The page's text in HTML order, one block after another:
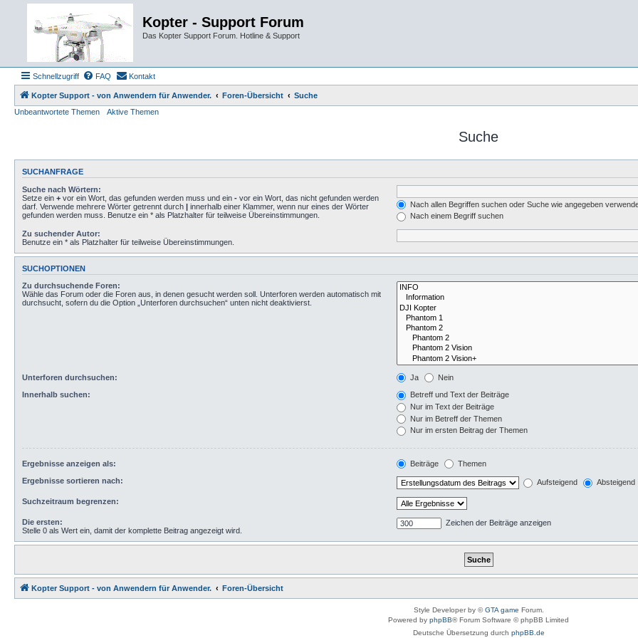
Kopter - Support Forum
Das Kopter Support Forum. Hotline & Support
Schnellzugriff FAQ Kontakt
Kopter Support - von Anwendern für Anwender. Foren-Übersicht
Suche
Unbeantwortete Themen
Aktive Themen
Suche
SUCHANFRAGE
Suche nach Wörtern:
Setze ein + vor ein Wort, das gefunden werden muss und ein - vor ein Wort, das nicht gefunden werden
darf. Verwende mehrere Wörter getrennt durch | innerhalb einer Klammer, wenn nur eines der Wörter
gefunden werden muss. Benutze ein * als Platzhalter für teilweise Übereinstimmungen.
Nach allen Begriffen suchen oder Suche wie angegeben
Nach einem Begriff suchen
Zu suchender Autor:
Benutze ein * als Platzhalter für teilweise Übereinstimmungen.
SUCHOPTIONEN
Zu durchsuchende Foren:
Wähle das Forum oder die Foren aus, in denen gesucht werden soll. Unterforen werden automatisch mit
durchsucht, sofern du die Option „Unterforen durchsuchen“ unten nicht deaktivierst.
Unterforen durchsuchen: Ja Nein
Innerhalb suchen:
Betreff und Text der Beiträge
Nur im Text der Beiträge
Nur im Betreff der Themen
Nur im ersten Beitrag der Themen
Ergebnisse anzeigen als: Beiträge Themen
Ergebnisse sortieren nach: Aufsteigend Absteigend
Suchzeitraum begrenzen:
Die ersten:
Stelle 0 als Wert ein, damit der komplette Beitrag angezeigt wird.
Zeichen der Beiträge anzeigen
Kopter Support - von Anwendern für Anwender. Foren-Übersicht
Style Developer by ©GTA game Forum.
Powered by phpBB® Forum Software © phpBB Limited
Deutsche Übersetzung durch phpBB.de